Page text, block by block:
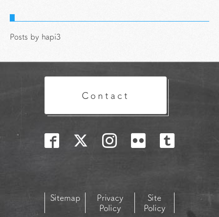
Posts by hapi3
Contact
Sitemap
Privacy
Policy
Site
Policy